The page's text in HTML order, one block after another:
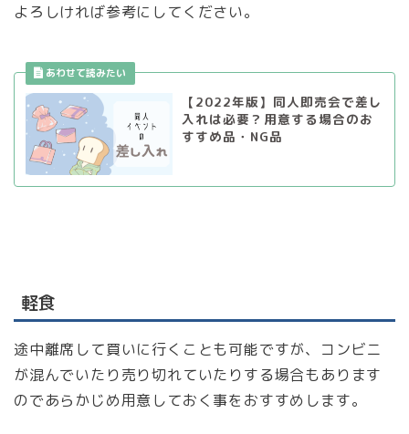
よろしければ参考にしてください。
【2022年版】同人即売会で差し
入れは必要？用意する場合のお
すすめ品・NG品
軽食
途中離席して買いに行くことも可能ですが、コンビニ
が混んでいたり売り切れていたりする場合もあります
のであらかじめ用意しておく事をおすすめします。